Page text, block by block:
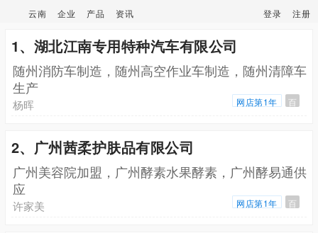
云南 企业 产品 资讯 登录 注册
1、湖北江南专用特种汽车有限公司
随州消防车制造，随州高空作业车制造，随州清障车
生产
杨晖 网店第1年 百
2、广州茜柔护肤品有限公司
广州美容院加盟，广州酵素水果酵素，广州酵易通供
应
许家美 网店第1年 百